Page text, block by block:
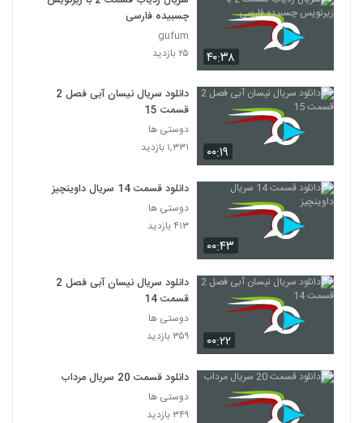
۴۰:۳۸
چسبیده فارسی
gufum
۲۵ بازدید
۰۰:۱۹
دانلود سریال نیسان آبی فصل 2
قسمت 15
دوستی ها
۱,۳۳۱ بازدید
۰۰:۴۳
دانلود قسمت 14 سریال داوینچیز
دوستی ها
۴۱۳ بازدید
۰۰:۲۲
دانلود سریال نیسان آبی فصل 2
قسمت 14
دوستی ها
۳۵۹ بازدید
دانلود قسمت 20 سریال مرداب
دوستی ها
۳۴۹ بازدید